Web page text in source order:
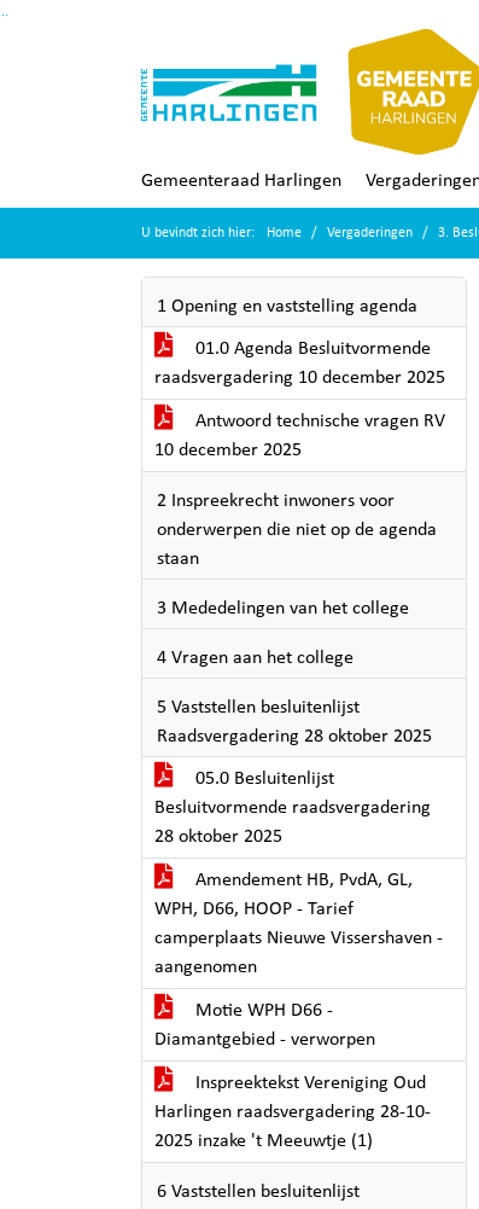
Gemeenteraad Harlingen
U bevindt zich hier: Home Vergaderingen 3.
1 Opening en vaststelling agenda
01.0 Agenda Besluitvormende
raadsvergadering 10 december 2025
Antwoord technische vragen RV
10 december 2025
2 Inspreekrecht inwoners voor
onderwerpen die niet op de agenda
staan
3 Mededelingen van het college
4 Vragen aan het college
5 Vaststellen besluitenlijst
Raadsvergadering 28 oktober 2025
05.0 Besluitenlijst
Besluitvormende raadsvergadering
28 oktober 2025
Amendement HB, PvdA, GL,
WPH, D66, HOOP - Tarief
camperplaats Nieuwe Vissershaven -
aangenomen
Motie WPH D66 -
Diamantgebied - verworpen
Inspreektekst Vereniging Oud
Harlingen raadsvergadering 28-10-
2025 inzake 't Meeuwtje (1)
6 Vaststellen besluitenlijst